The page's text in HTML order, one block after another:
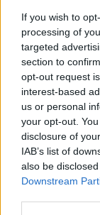
If you wish to
processing of
targeted
section to
opt-out request
interest-based
us or personal
your opt-out.
disclosure of
IAB’s list of
also be
Downstream
Tagit
Onnettomuus
Kommenttiosio
Heräsikö